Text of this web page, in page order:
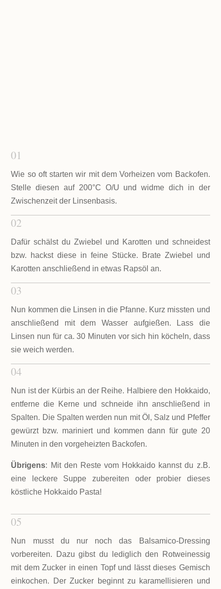
01
Wie so oft starten wir mit dem Vorheizen vom Backofen.
Stelle diesen auf 200°C O/U und widme dich in der
Zwischenzeit der Linsenbasis.
02
Dafür schälst du Zwiebel und Karotten und schneidest
bzw. hackst diese in feine Stücke. Brate Zwiebel und
Karotten anschließend in etwas Rapsöl an.
03
Nun kommen die Linsen in die Pfanne. Kurz missten und
anschließend mit dem Wasser aufgießen. Lass die
Linsen nun für ca. 30 Minuten vor sich hin köcheln, dass
sie weich werden.
04
Nun ist der Kürbis an der Reihe. Halbiere den Hokkaido,
entferne die Kerne und schneide ihn anschließend in
Spalten. Die Spalten werden nun mit Öl, Salz und Pfeffer
gewürzt bzw. mariniert und kommen dann für gute 20
Minuten in den vorgeheizten Backofen.
Übrigens: Mit den Reste vom Hokkaido kannst du z.B.
eine leckere Suppe zubereiten oder probier dieses
köstliche Hokkaido Pasta!
05
Nun musst du nur noch das Balsamico-Dressing
vorbereiten. Dazu gibst du lediglich den Rotweinessig
mit dem Zucker in einen Topf und lässt dieses Gemisch
einkochen. Der Zucker beginnt zu karamellisieren und